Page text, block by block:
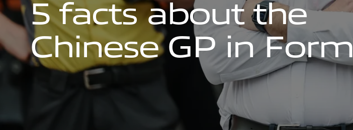
5 facts about the
Chinese GP in Form